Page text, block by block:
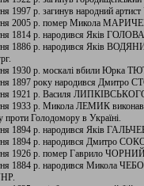
1997 р. загинув народний
2005 р. помер Микола
1814 р. народився Яків
1886 р. народився Яків
1930 р. москалі вбили Юрка
1897 року народився Дмитро
1921 р. Василя
1933 р. Микола ЛЕМИК виконав
проти Голодомору в Україні.
1894 р. народився Яків
1894 р. народився Дмитро
1926 р. помер Гаврило
1884 р. народився Микола